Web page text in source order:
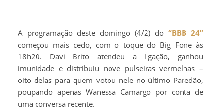
A programação deste domingo (4/2) do “BBB 24”
começou mais cedo, com o toque do Big Fone às
18h20. Davi Brito atendeu a ligação, ganhou
imunidade e distribuiu nove pulseiras vermelhas –
oito delas para quem votou nele no último Paredão,
poupando apenas Wanessa Camargo por conta de
uma conversa recente.